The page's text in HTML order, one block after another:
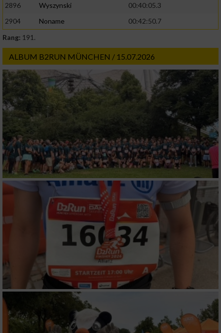
2896
Wyszynski
00:40:05.3
2904
Noname
00:42:50.7
Rang: 191.
ALBUM B2RUN MÜNCHEN / 15.07.2026